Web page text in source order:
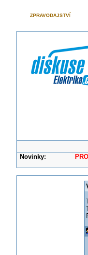
ZPRAVODAJSTVÍ
Novinky: PROSÍME